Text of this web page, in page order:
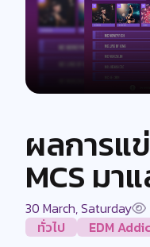
ผลการแ
MCS มา
30 March, Saturday
ทั่วไป
EDM